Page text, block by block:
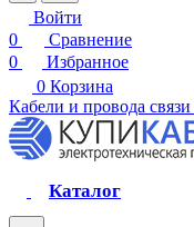
Войти
0
Сравнение
0
Избранное
0 Корзина
Кабели и провода связи
Каталог